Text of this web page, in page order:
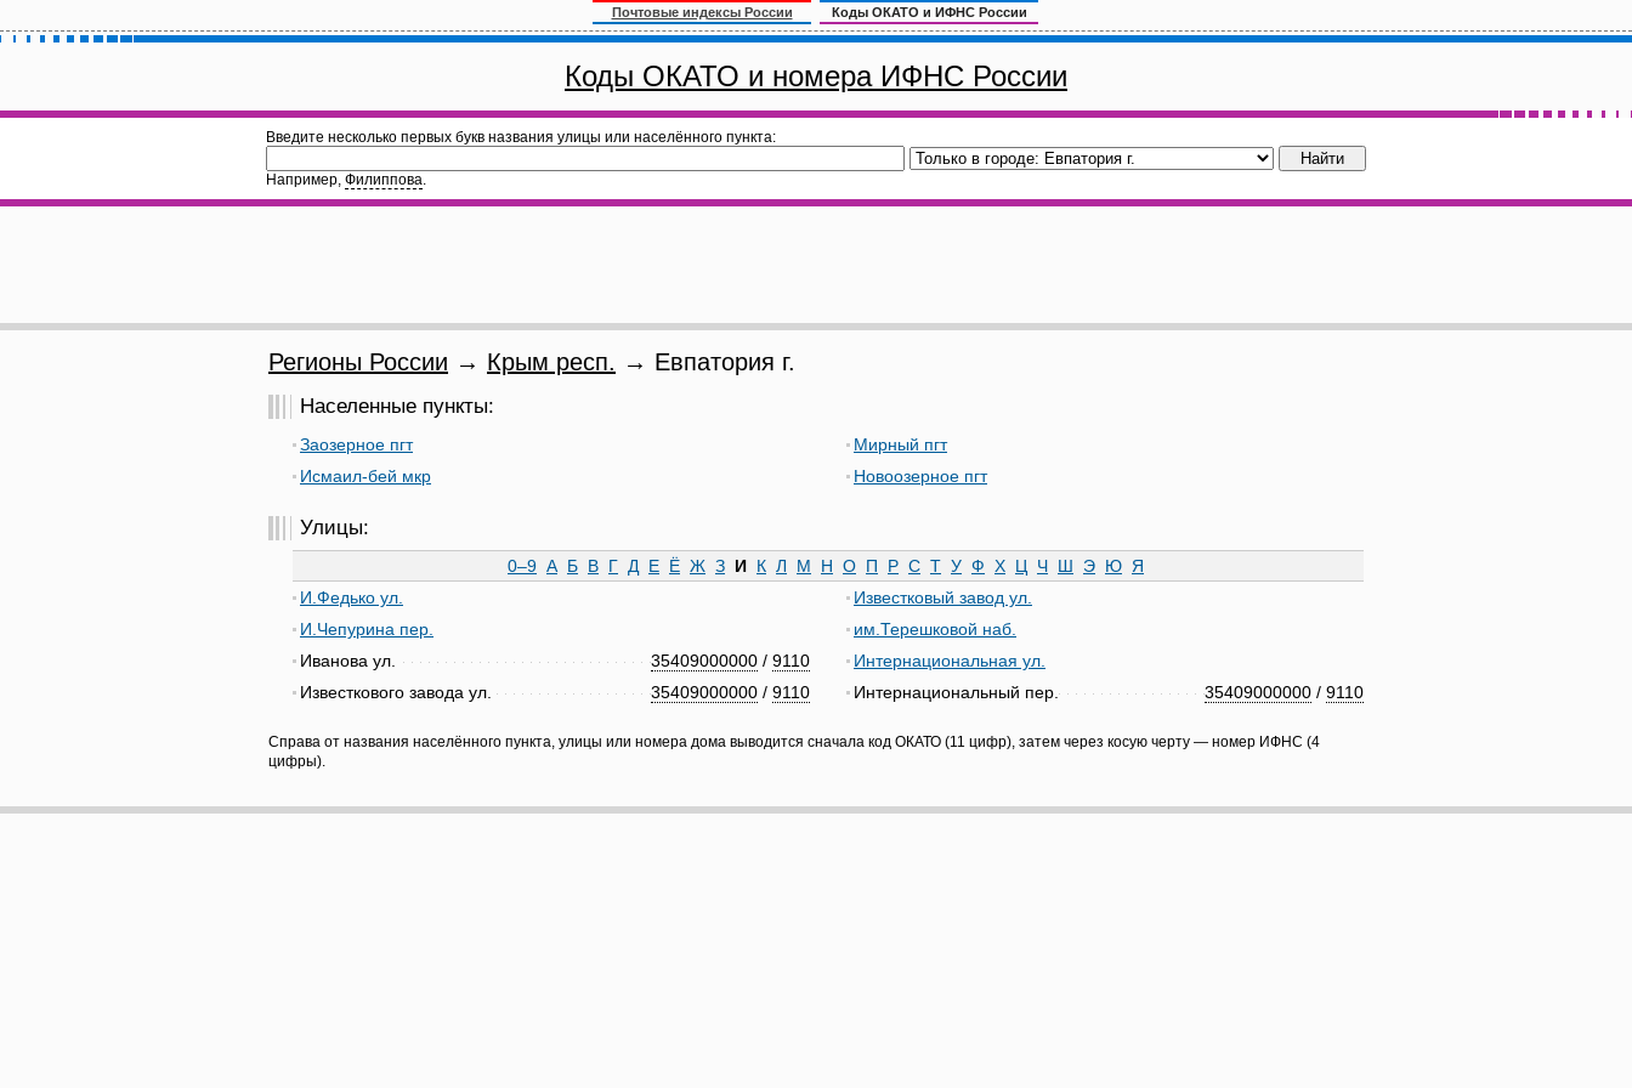
Почтовые индексы России Коды ОКАТО и ИФНС России
Коды ОКАТО и номера ИФНС России
Введите несколько первых букв названия улицы или населённого пункта:
Например, Филиппова.
Регионы России → Крым респ. → Евпатория г.
Населенные пункты:
Заозерное пгт
Исмаил-бей мкр
Мирный пгт
Новоозерное пгт
Улицы:
0–9 А Б В Г Д Е Ё Ж З И К Л М Н О П Р С Т У Ф Х Ц Ч Ш Э Ю Я
И.Федько ул.
И.Чепурина пер.
35409000000 / 9110
Иванова ул.
35409000000 / 9110
Известкового завода ул.
Известковый завод ул.
им.Терешковой наб.
Интернациональная ул.
35409000000 / 9110
Интернациональный пер.
Справа от названия населённого пункта, улицы или номера дома выводится сначала код ОКАТО (11 цифр), затем через косую черту — номер ИФНС (4
цифры).